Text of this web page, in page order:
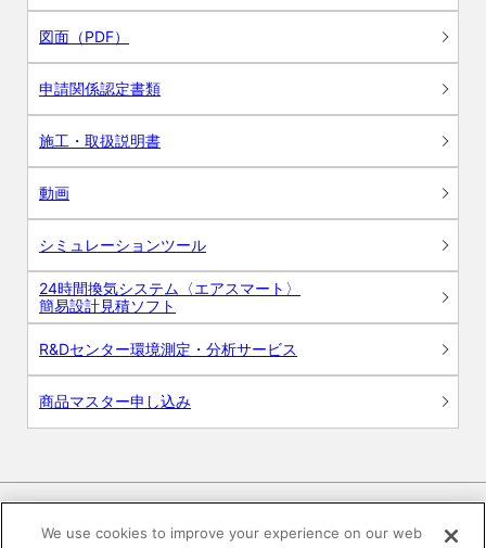
図面（PDF）
申請関係認定書類
施工・取扱説明書
動画
シミュレーションツール
24時間換気システム〈エアスマート〉
簡易設計見積ソフト
R&Dセンター環境測定・分析サービス
商品マスター申し込み
We use cookies to improve your experience on our web